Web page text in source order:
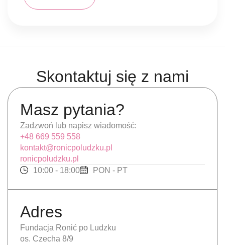
Skontaktuj się z nami
Masz pytania?
Zadzwoń lub napisz wiadomość:
+48 669 559 558
kontakt@ronicpoludzku.pl
ronicpoludzku.pl
10:00 - 18:00
PON - PT
Adres
Fundacja Ronić po Ludzku
os. Czecha 8/9